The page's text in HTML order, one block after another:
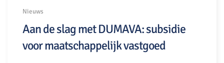
Nieuws
Aan de slag met DUMAVA: subsidie
voor maatschappelijk vastgoed